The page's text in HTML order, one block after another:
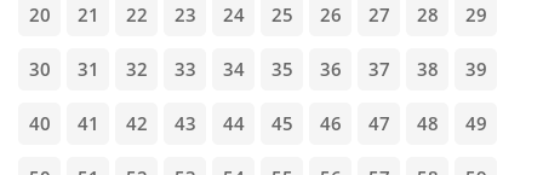
20 21 22 23 24 25 26 27 28 29
30 31 32 33 34 35 36 37 38 39
40 41 42 43 44 45 46 47 48 49